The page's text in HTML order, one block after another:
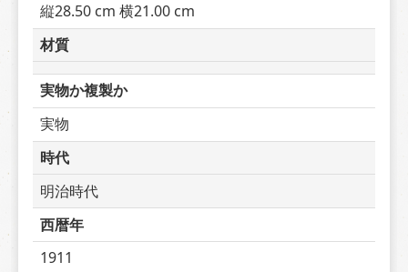
縦28.50 cm 横21.00 cm
材質
実物か複製か
実物
時代
明治時代
西暦年
1911